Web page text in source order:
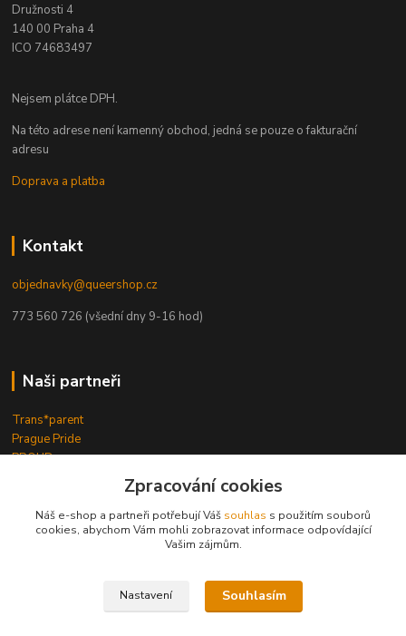
Družnosti 4
140 00 Praha 4
ICO 74683497
Nejsem plátce DPH.
Na této adrese není kamenný obchod, jedná se pouze o fakturační
adresu
Doprava a platba
Kontakt
objednavky@queershop.cz
773 560 726 (všední dny 9-16 hod)
Naši partneři
Trans*parent
Prague Pride
PROUD
Stud Brno
Mezipatra
Zpracování cookies
Náš e-shop a partneři potřebují Váš souhlas s použitím souborů
cookies, abychom Vám mohli zobrazovat informace odpovídající
Vašim zájmům.
Nastavení Souhlasím